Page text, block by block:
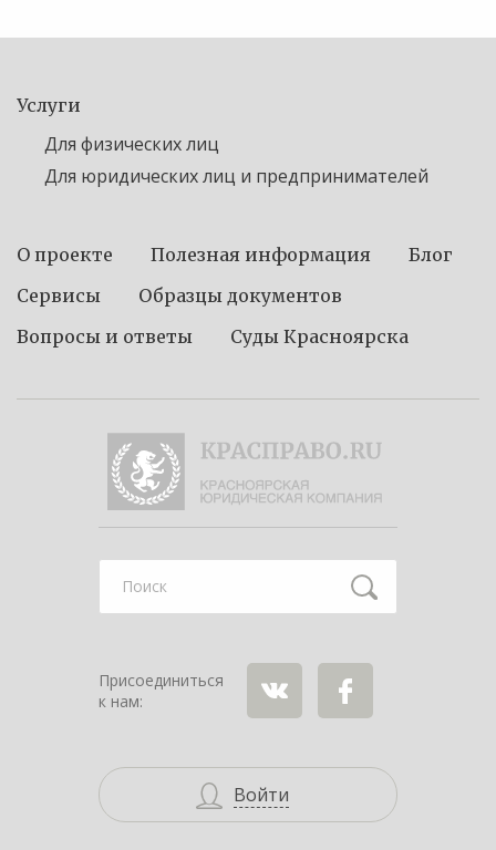
Услуги
Для физических лиц
Для юридических лиц и предпринимателей
О проекте Полезная информация
Блог
Сервисы
Образцы документов
Вопросы и ответы
Суды Красноярска
Присоединиться
к нам:
Войти